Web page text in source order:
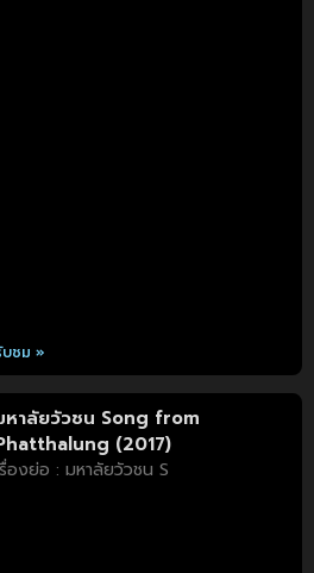
บชม »
หาลัยวัวชน Song from
(2017)
องย่อ : มหาลัยวัวชน S